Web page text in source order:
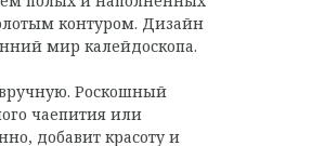
контуром. Дизайн
мир калейдоскопа.
Роскошный
чаепития или
добавит красоту и